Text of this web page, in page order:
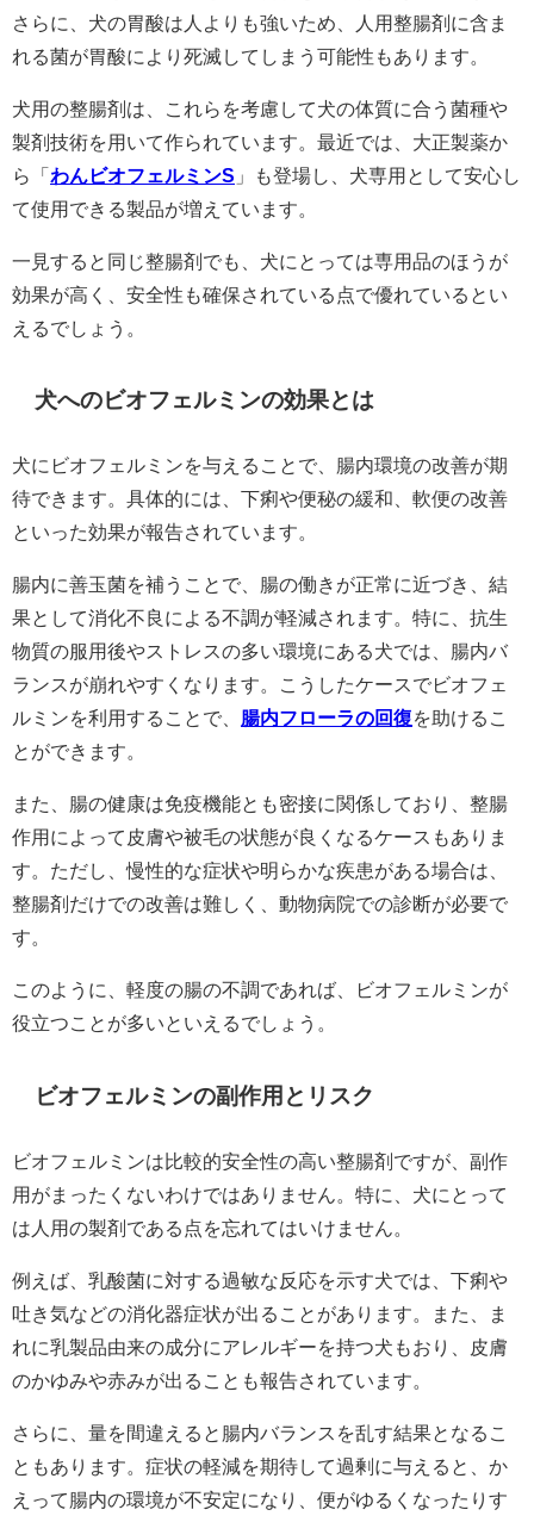
さらに、犬の胃酸は人よりも強いため、人用整腸剤に含ま
れる菌が胃酸により死滅してしまう可能性もあります。
犬用の整腸剤は、これらを考慮して犬の体質に合う菌種や
製剤技術を用いて作られています。最近では、大正製薬か
ら「わんビオフェルミンS 」も登場し、犬専用として安心し
て使用できる製品が増えています。
一見すると同じ整腸剤でも、犬にとっては専用品のほうが
効果が高く、安全性も確保されている点で優れているとい
えるでしょう。
犬へのビオフェルミンの効果とは
犬にビオフェルミンを与えることで、腸内環境の改善が期
待できます。具体的には、下痢や便秘の緩和、軟便の改善
といった効果が報告されています。
腸内に善玉菌を補うことで、腸の働きが正常に近づき、結
果として消化不良による不調が軽減されます。特に、抗生
物質の服用後やストレスの多い環境にある犬では、腸内バ
ランスが崩れやすくなります。こうしたケースでビオフェ
ルミンを利用することで、 腸内フローラの回復を助けるこ
とができます。
また、腸の健康は免疫機能とも密接に関係しており、整腸
作用によって皮膚や被毛の状態が良くなるケースもありま
す。ただし、慢性的な症状や明らかな疾患がある場合は、
整腸剤だけでの改善は難しく、動物病院での診断が必要で
す。
このように、軽度の腸の不調であれば、ビオフェルミンが
役立つことが多いといえるでしょう。
ビオフェルミンの副作用とリスク
ビオフェルミンは比較的安全性の高い整腸剤ですが、副作
用がまったくないわけではありません。特に、犬にとって
は人用の製剤である点を忘れてはいけません。
例えば、乳酸菌に対する過敏な反応を示す犬では、下痢や
吐き気などの消化器症状が出ることがあります。また、ま
れに乳製品由来の成分にアレルギーを持つ犬もおり、皮膚
のかゆみや赤みが出ることも報告されています。
さらに、量を間違えると腸内バランスを乱す結果となるこ
ともあります。症状の軽減を期待して過剰に与えると、か
えって腸内の環境が不安定になり、便がゆるくなったりす